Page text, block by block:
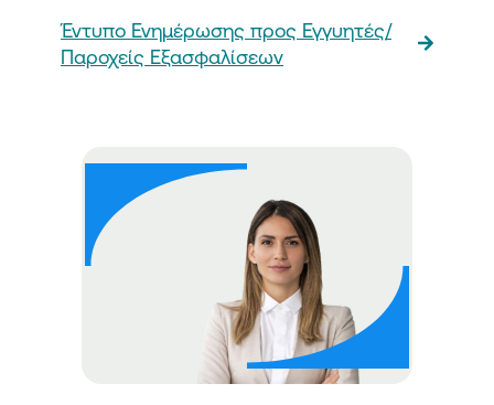
Έντυπo Ενημέρωσης προς Εγγυητές/
Παροχείς Εξασφαλίσεων